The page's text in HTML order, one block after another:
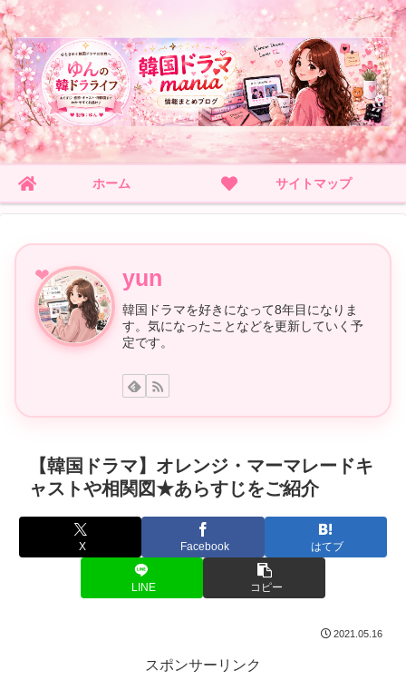
ホーム サイトマップ
yun
韓国ドラマを好きになって8年目になりま
す。気になったことなどを更新していく予
定です。
【韓国ドラマ】オレンジ・マーマレードキ
ャストや相関図★あらすじをご紹介
X Facebook はてブ
LINE コピー
2021.05.16
スポンサーリンク